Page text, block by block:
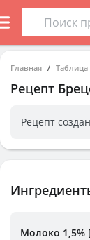
Главная
Рецепт
Рецепт создан
Молоко 1,5%